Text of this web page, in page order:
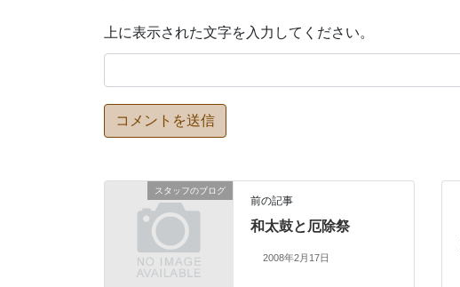
上に表示された文字を入力してください。
スタッフのブログ
前の記事
和太鼓と厄除祭
2008年2月17日